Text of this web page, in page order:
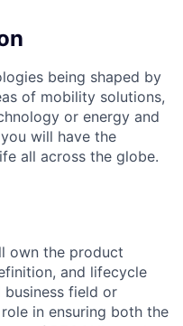
being shaped by
of mobility solutions,
or energy and
will have the
all across the globe.
own the product
and lifecycle
business field or
in ensuring both the